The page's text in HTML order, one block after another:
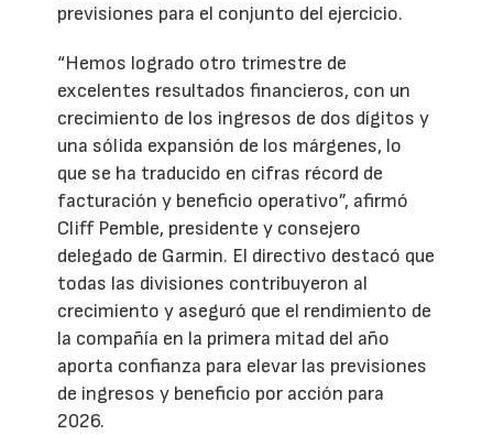
previsiones para el conjunto del ejercicio.
“Hemos logrado otro trimestre de
excelentes resultados financieros, con un
crecimiento de los ingresos de dos dígitos y
una sólida expansión de los márgenes, lo
que se ha traducido en cifras récord de
facturación y beneficio operativo”, afirmó
Cliff Pemble, presidente y consejero
delegado de Garmin. El directivo destacó que
todas las divisiones contribuyeron al
crecimiento y aseguró que el rendimiento de
la compañía en la primera mitad del año
aporta confianza para elevar las previsiones
de ingresos y beneficio por acción para
2026.